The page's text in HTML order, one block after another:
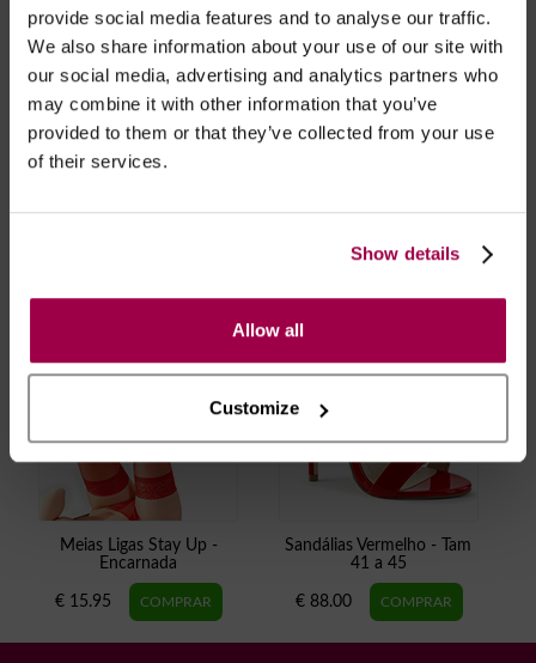
provide social media features and to analyse our traffic.
We also share information about your use of our site with
our social media, advertising and analytics partners who
may combine it with other information that you’ve
provided to them or that they’ve collected from your use
of their services.
Show details
Allow all
Customize
Após as 16:00 h, a sua encomenda será entregue em 48
horas, dias úteis. Portugal e Espanha Continental para
artigos em stock. Portes gratis depende do país de envio.
Possibilidade de atraso em épocas festivas.
RECOMENDAMOS
Meias Ligas Stay Up -
Encarnada
€ 15.95
Sandálias Vermelho - Tam
41 a 45
€ 88.00